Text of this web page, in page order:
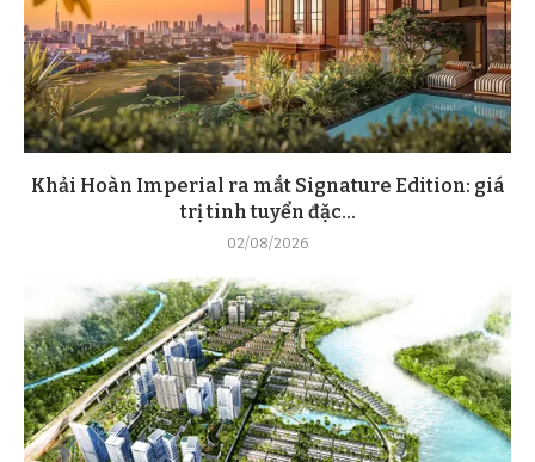
Khải Hoàn Imperial ra mắt Signature Edition: giá
trị tinh tuyển đặc...
02/08/2026